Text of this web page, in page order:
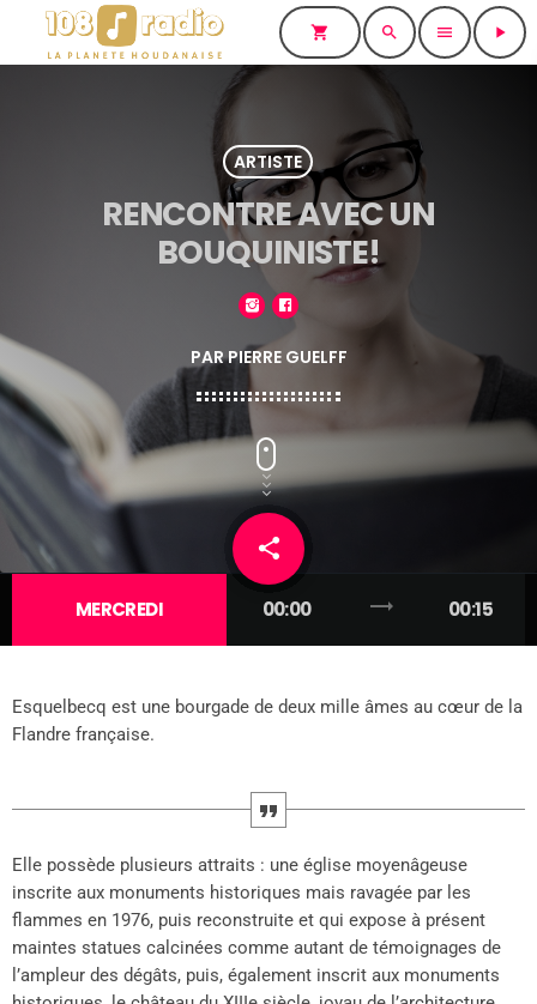
shopping_cart search menu play_arrow
ARTISTE
RENCONTRE AVEC UN
BOUQUINISTE!
PAR PIERRE GUELFF
share
email
MERCREDI 00:00 trending_flat 00:15
Esquelbecq est une bourgade de deux mille âmes au cœur de la
Flandre française.
Elle possède plusieurs attraits : une église moyenâgeuse
inscrite aux monuments historiques mais ravagée par les
flammes en 1976, puis reconstruite et qui expose à présent
maintes statues calcinées comme autant de témoignages de
l’ampleur des dégâts, puis, également inscrit aux monuments